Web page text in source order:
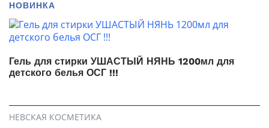
НОВИНКА
Гель для стирки УШАСТЫЙ НЯНЬ 1200мл для
детского белья ОСГ !!!
НЕВСКАЯ КОСМЕТИКА